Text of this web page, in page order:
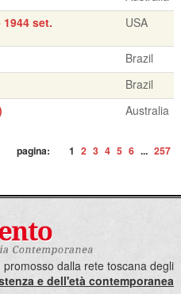
set.
USA
Brazil
Brazil
Australia
pagina: 1 2 3 4 5 6 ... 257
promosso dalla rete toscana degli
e dell'età contemporanea